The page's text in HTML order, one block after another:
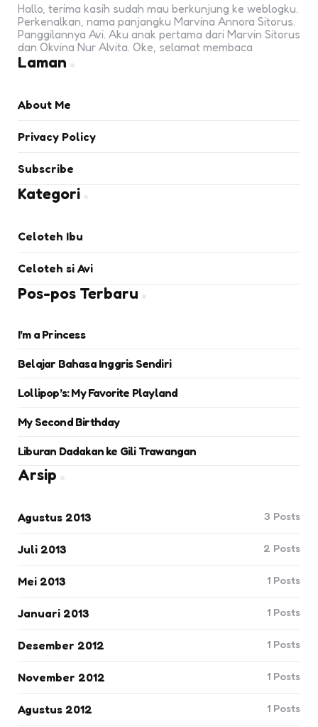
Hallo, terima kasih sudah mau berkunjung ke weblogku.
Perkenalkan, nama panjangku Marvina Annora Sitorus.
Panggilannya Avi. Aku anak pertama dari Marvin Sitorus
dan Okvina Nur Alvita. Oke, selamat membaca
Laman
About Me
Privacy Policy
Subscribe
Kategori
Celoteh Ibu
Celoteh si Avi
Pos-pos Terbaru
I’m a Princess
Belajar Bahasa Inggris Sendiri
Lollipop’s: My Favorite Playland
My Second Birthday
Liburan Dadakan ke Gili Trawangan
Arsip
Agustus 2013 3 Posts
Juli 2013 2 Posts
Mei 2013 1 Posts
Januari 2013 1 Posts
Desember 2012 1 Posts
November 2012 1 Posts
Agustus 2012 1 Posts